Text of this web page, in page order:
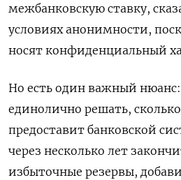
межбанковскую ставку,
условиях анонимности,
носят конфиденциальный
Но есть один важный нюанс:
единолично решать,
предоставит банковской
через несколько лет
избыточные резервы,